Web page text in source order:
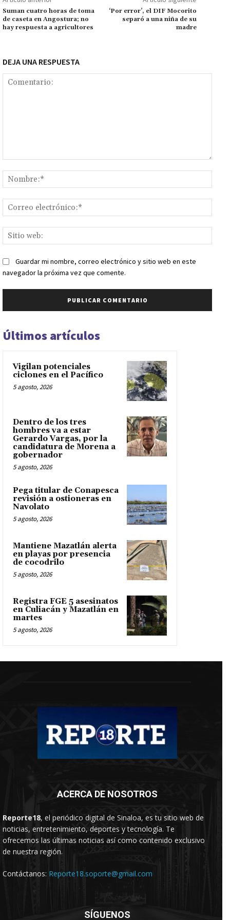
k p
r
n
k
ar
tir
Suman cuatro horas de toma
de caseta en Angostura; no
hay respuesta a agricultores
‘Por error’, el DIF Mocorito
separó a una niña de su
madre
DEJA UNA RESPUESTA
web:
Guardar mi nombre, correo electrónico y sitio web en este
navegador la próxima vez que comente.
Últimos artículos
Vigilan potenciales
ciclones en el Pacífico
5 agosto, 2026
Dentro de los tres
hombres va a estar
Gerardo Vargas, por la
candidatura de Morena a
gobernador
5 agosto, 2026
Pega titular de Conapesca
revisión a ostioneras en
Navolato
5 agosto, 2026
Mantiene Mazatlán alerta
en playas por presencia
de cocodrilo
5 agosto, 2026
Registra FGE 5 asesinatos
en Culiacán y Mazatlán en
martes
5 agosto, 2026
ACERCA DE NOSOTROS
Reporte18, el periódico digital de Sinaloa, es tu sitio web de
noticias, entretenimiento, deportes y tecnología. Te
ofrecemos las últimas noticias así como contenido exclusivo
de nuestra región.
Contáctanos: Reporte18.soporte@gmail.com
SÍGUENOS